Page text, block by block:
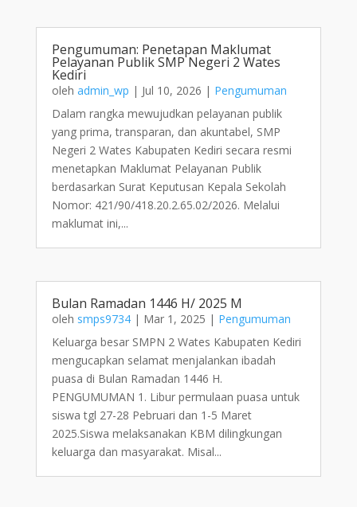
Pengumuman: Penetapan Maklumat
Pelayanan Publik SMP Negeri 2 Wates
Kediri
oleh admin_wp | Jul 10, 2026 | Pengumuman
Dalam rangka mewujudkan pelayanan publik
yang prima, transparan, dan akuntabel, SMP
Negeri 2 Wates Kabupaten Kediri secara resmi
menetapkan Maklumat Pelayanan Publik
berdasarkan Surat Keputusan Kepala Sekolah
Nomor: 421/90/418.20.2.65.02/2026. Melalui
maklumat ini,...
Bulan Ramadan 1446 H/ 2025 M
oleh smps9734| Mar 1, 2025 | Pengumuman
Keluarga besar SMPN 2 Wates Kabupaten Kediri
mengucapkan selamat menjalankan ibadah
puasa di Bulan Ramadan 1446 H.
PENGUMUMAN 1. Libur permulaan puasa untuk
siswa tgl 27-28 Pebruari dan 1-5 Maret
2025.Siswa melaksanakan KBM dilingkungan
keluarga dan masyarakat. Misal...